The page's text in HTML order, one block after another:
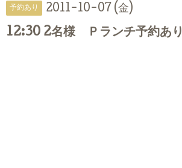
予約あり 2011-10-07 (金)
12:30 2名様 Ｐランチ予約あり